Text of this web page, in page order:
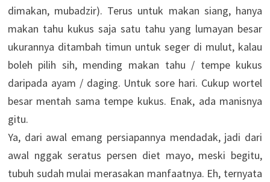
dimakan, mubadzir). Terus untuk makan siang, hanya
makan tahu kukus saja satu tahu yang lumayan besar
ukurannya ditambah timun untuk seger di mulut, kalau
boleh pilih sih, mending makan tahu / tempe kukus
daripada ayam / daging. Untuk sore hari. Cukup wortel
besar mentah sama tempe kukus. Enak, ada manisnya
gitu.
Ya, dari awal emang persiapannya mendadak, jadi dari
awal nggak seratus persen diet mayo, meski begitu,
tubuh sudah mulai merasakan manfaatnya. Eh, ternyata